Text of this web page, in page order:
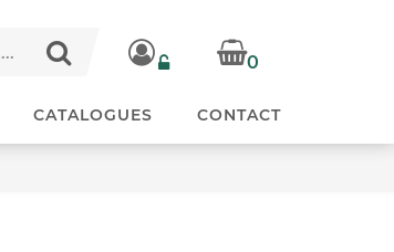
0
CATALOGUES CONTACT